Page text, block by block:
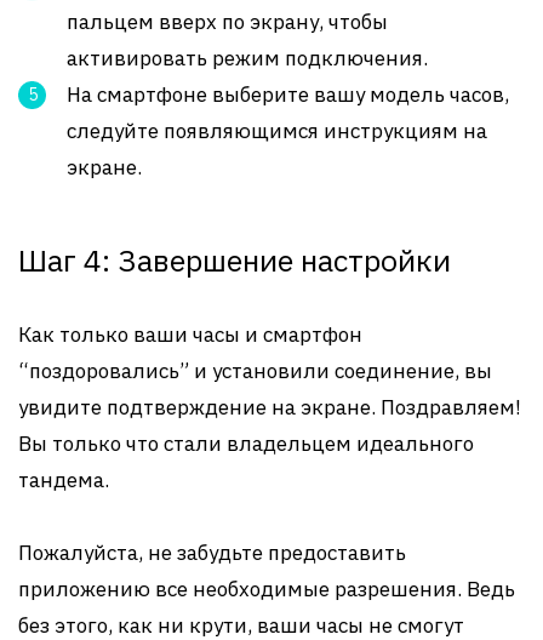
пальцем вверх по экрану, чтобы
активировать режим подключения.
На смартфоне выберите вашу модель часов,
следуйте появляющимся инструкциям на
экране.
Шаг 4: Завершение настройки
Как только ваши часы и смартфон
“поздоровались” и установили соединение, вы
увидите подтверждение на экране. Поздравляем!
Вы только что стали владельцем идеального
тандема.
Пожалуйста, не забудьте предоставить
приложению все необходимые разрешения. Ведь
без этого, как ни крути, ваши часы не смогут